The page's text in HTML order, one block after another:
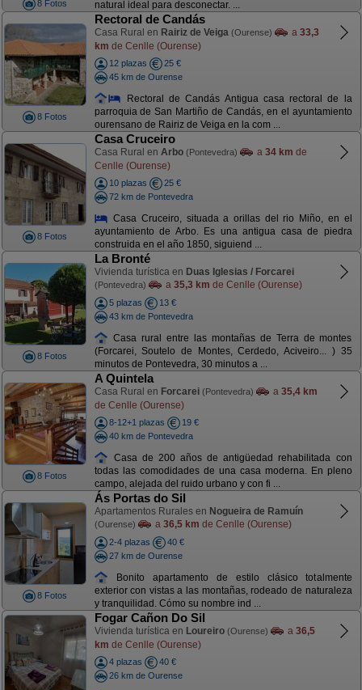
8 Fotos natural ideal para desconectar. ...
8 Fotos
Rectoral de Candás
Casa Rural en Rairiz de Veiga (Ourense) a 33,3
km de Cenlle (Ourense)
12 plazas
25 €
45 km de Ourense
Rectoral de Candás Antigua casa rectoral de la
parroquia de San Martiño de Candás, en el ayuntamiento
ourensano de Rairiz de Veiga en la com ...
8 Fotos
Casa Cruceiro
Casa Rural en Arbo (Pontevedra) a 34 km de
Cenlle (Ourense)
10 plazas
25 €
72 km de Pontevedra
Casa Cruceiro, situada a orillas del rio Miño, en el
ayuntamiento de Arbo. Es una antigua casa de piedra
construida en el año 1850, siguiend ...
8 Fotos
La Bronté
Vivienda turística en Duas Iglesias / Forcarei
(Pontevedra) a 35,3 km de Cenlle (Ourense)
5 plazas
13 €
43 km de Pontevedra
Casa rural entre las montañas de Terra de montes
(Forcarei, Soutelo de Montes, Cerdedo, Aciveiro... ) 35
minutos de Pontevedra, 30 minutos a ...
8 Fotos
A Quintela
Casa Rural en Forcarei (Pontevedra) a 35,4 km
de Cenlle (Ourense)
8-12+1 plazas
19 €
40 km de Pontevedra
Casa de 200 años de antigüedad rehabilitada con
todas las comodidades de una casa moderna. En pleno
campo, alejada del ruido urbano y con fi ...
8 Fotos
Ás Portas do Sil
Apartamentos Rurales en Nogueira de Ramuín
(Ourense) a 36,5 km de Cenlle (Ourense)
2-4 plazas
40 €
27 km de Ourense
Bonito apartamento de estilo clásico totalmente
exterior con vistas a las montañas, rodeado de naturaleza
y tranquilidad. Cómo su nombre ind ...
Fogar Cañon Do Sil
Vivienda turística en Loureiro (Ourense) a 36,5
km de Cenlle (Ourense)
4 plazas
40 €
26 km de Ourense